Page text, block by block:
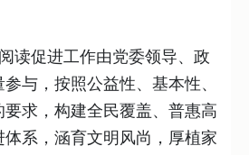
读促进工作由党委领导、政
与，按照公益性、基本性、
求，构建全民覆盖、普惠高
系，涵育文明风尚，厚植家